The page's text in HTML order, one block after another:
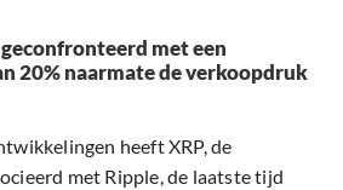
met een
20% naarmate de verkoopdruk
heeft XRP, de
met Ripple, de laatste tijd